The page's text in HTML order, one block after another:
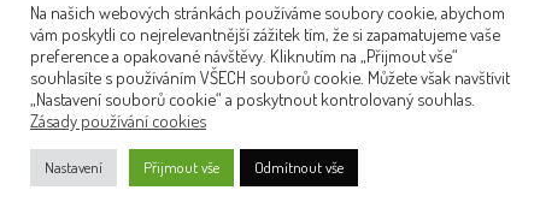
semináře, konferenci, plavbu na lodi a WC kartu. Z peněz
tiskneme odborné publikace pro pacienty.
NEWSLETTER
Na našich webových stránkách používáme soubory cookie, abychom
vám poskytli co nejrelevantnější zážitek tím, že si zapamatujeme vaše
preference a opakované návštěvy. Kliknutím na „Přijmout vše“
souhlasíte s používáním VŠECH souborů cookie. Můžete však navštívit
„Nastavení souborů cookie“ a poskytnout kontrolovaný souhlas.
Zásady používání cookies
Nastavení Přijmout vše Odmítnout vše